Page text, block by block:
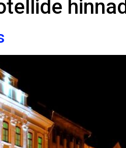
hinnad